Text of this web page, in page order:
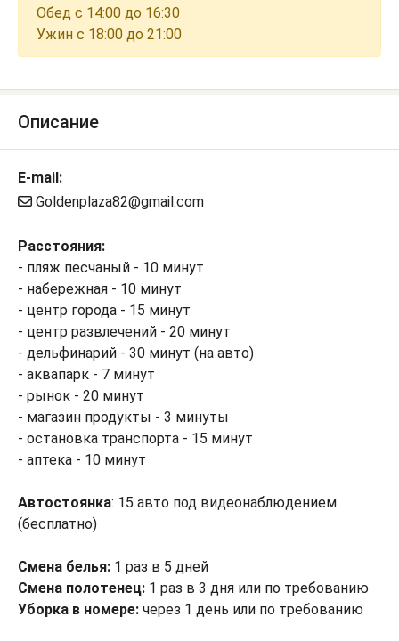
Обед с 14:00 до 16:30
Ужин с 18:00 до 21:00
Описание
E-mail:
Goldenplaza82@gmail.com
Расстояния:
- пляж песчаный - 10 минут
- набережная - 10 минут
- центр города - 15 минут
- центр развлечений - 20 минут
- дельфинарий - 30 минут (на авто)
- аквапарк - 7 минут
- рынок - 20 минут
- магазин продукты - 3 минуты
- остановка транспорта - 15 минут
- аптека - 10 минут
Автостоянка: 15 авто под видеонаблюдением
(бесплатно)
Смена белья: 1 раз в 5 дней
Смена полотенец: 1 раз в 3 дня или по требованию
Уборка в номере: через 1 день или по требованию